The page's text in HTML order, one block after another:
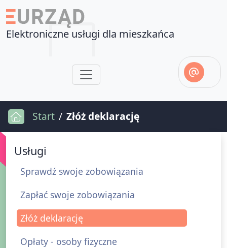
Elektroniczne usługi dla mieszkańca
Start Złóż deklarację
Usługi
Sprawdź swoje zobowiązania
Zapłać swoje zobowiązania
Złóż deklarację
Opłaty - osoby fizyczne